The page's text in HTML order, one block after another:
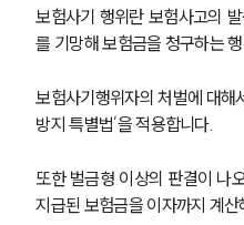
보험사기 행위란 보험사고의
를 기망해 보험금을 청구하는
보험사기행위자의 처벌에 대해
방지 특별법’을 적용합니다.
또한 벌금형 이상의 판결이 나
지급된 보험금을 이자까지 계산